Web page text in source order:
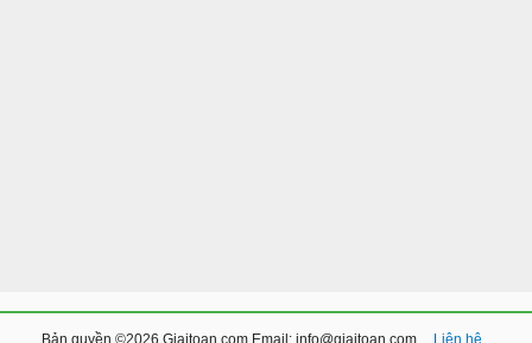
Bản quyền ©2026 Giaitoan.com Email: info@giaitoan.com. Liên hệ